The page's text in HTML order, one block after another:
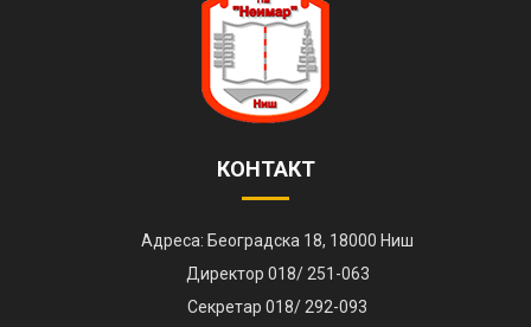
КОНТАКТ
Адреса: Београдска 18, 18000 Ниш
Директор 018/ 251-063
Секретар 018/ 292-093